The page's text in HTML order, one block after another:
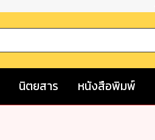
นิตยสาร หนังสือพิมพ์